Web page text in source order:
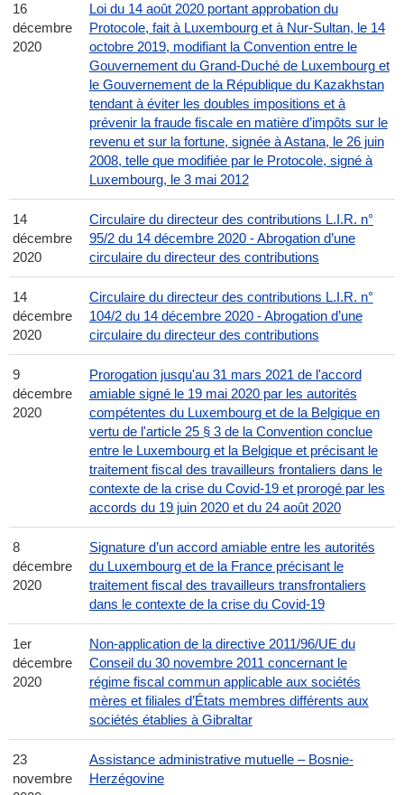
16
décembre
2020
Loi du 14 août 2020 portant approbation du
Protocole, fait à Luxembourg et à Nur-Sultan, le 14
octobre 2019, modifiant la Convention entre le
Gouvernement du Grand-Duché de Luxembourg et
le Gouvernement de la République du Kazakhstan
tendant à éviter les doubles impositions et à
prévenir la fraude fiscale en matière d’impôts sur le
revenu et sur la fortune, signée à Astana, le 26 juin
2008, telle que modifiée par le Protocole, signé à
Luxembourg, le 3 mai 2012
14
décembre
2020
Circulaire du directeur des contributions L.I.R. n°
95/2 du 14 décembre 2020 - Abrogation d’une
circulaire du directeur des contributions
14
décembre
2020
Circulaire du directeur des contributions L.I.R. n°
104/2 du 14 décembre 2020 - Abrogation d’une
circulaire du directeur des contributions
9
décembre
2020
Prorogation jusqu'au 31 mars 2021 de l'accord
amiable signé le 19 mai 2020 par les autorités
compétentes du Luxembourg et de la Belgique en
vertu de l'article 25 § 3 de la Convention conclue
entre le Luxembourg et la Belgique et précisant le
traitement fiscal des travailleurs frontaliers dans le
contexte de la crise du Covid-19 et prorogé par les
accords du 19 juin 2020 et du 24 août 2020
8
décembre
2020
Signature d’un accord amiable entre les autorités
du Luxembourg et de la France précisant le
traitement fiscal des travailleurs transfrontaliers
dans le contexte de la crise du Covid-19
1er
décembre
2020
Non-application de la directive 2011/96/UE du
Conseil du 30 novembre 2011 concernant le
régime fiscal commun applicable aux sociétés
mères et filiales d’États membres différents aux
sociétés établies à Gibraltar
23
novembre
Assistance administrative mutuelle – Bosnie-
Herzégovine